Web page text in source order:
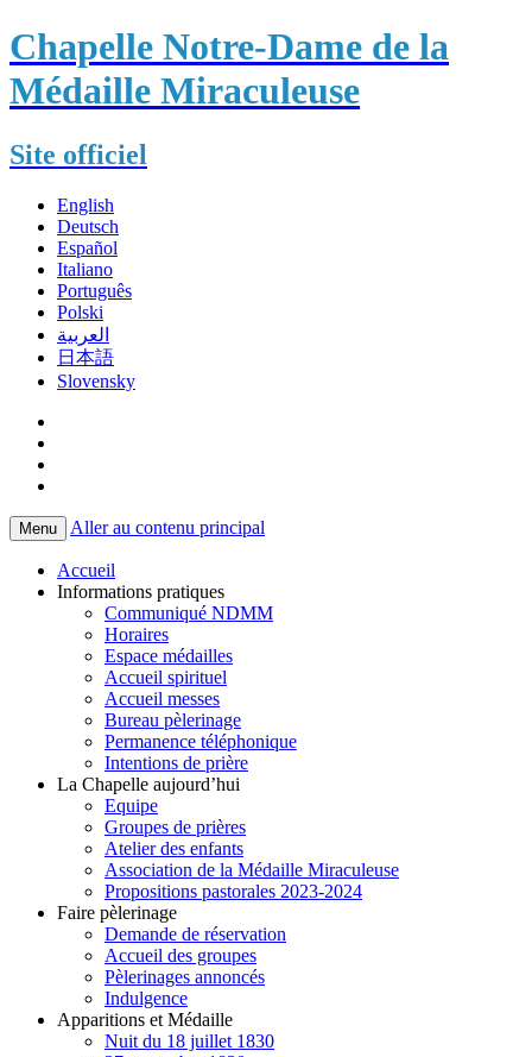
Chapelle Notre-Dame de la
Médaille Miraculeuse
Site officiel
English
Deutsch
Español
Italiano
Português
Polski
العربية
日本語
Slovensky
Menu Aller au contenu principal
Accueil
Informations pratiques
Communiqué NDMM
Horaires
Espace médailles
Accueil spirituel
Accueil messes
Bureau pèlerinage
Permanence téléphonique
Intentions de prière
La Chapelle aujourd’hui
Equipe
Groupes de prières
Atelier des enfants
Association de la Médaille Miraculeuse
Propositions pastorales 2023-2024
Faire pèlerinage
Demande de réservation
Accueil des groupes
Pèlerinages annoncés
Indulgence
Apparitions et Médaille
Nuit du 18 juillet 1830